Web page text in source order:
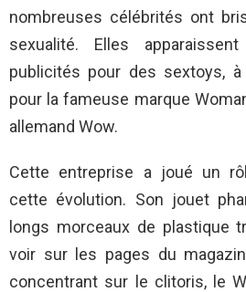
nombreuses célébrités ont
sexualité. Elles
publicités pour des sextoys, à
pour la fameuse marque
allemand Wow.
Cette entreprise a joué un
cette évolution. Son jouet
longs morceaux de plastique
voir sur les pages du
concentrant sur le clitoris, le